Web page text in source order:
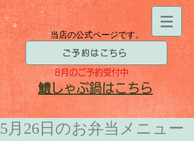
当店の公式ページです。
ご予約はこちら
8月のご予約受付中
​鱧しゃぶ鍋はこちら
5月26日のお弁当メニュー